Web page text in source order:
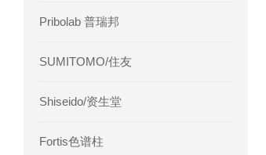
Pribolab 普瑞邦
SUMITOMO/住友
Shiseido/资生堂
Fortis色谱柱